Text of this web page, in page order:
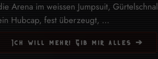
Arena im weissen Jumpsuit,
Hubcap, fest überzeugt, ...
Ich will mehr! Gib mir alles ➔